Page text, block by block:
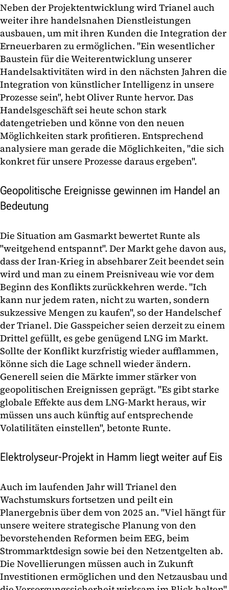
Neben der Projektentwicklung wird Trianel auch
weiter ihre handelsnahen Dienstleistungen
ausbauen, um mit ihren Kunden die Integration der
Erneuerbaren zu ermöglichen. "Ein wesentlicher
Baustein für die Weiterentwicklung unserer
Handelsaktivitäten wird in den nächsten Jahren die
Integration von künstlicher Intelligenz in unsere
Prozesse sein", hebt Oliver Runte hervor. Das
Handelsgeschäft sei heute schon stark
datengetrieben und könne von den neuen
Möglichkeiten stark profitieren. Entsprechend
analysiere man gerade die Möglichkeiten, "die sich
konkret für unsere Prozesse daraus ergeben".
Geopolitische Ereignisse gewinnen im Handel an
Bedeutung
Die Situation am Gasmarkt bewertet Runte als
"weitgehend entspannt". Der Markt gehe davon aus,
dass der Iran-Krieg in absehbarer Zeit beendet sein
wird und man zu einem Preisniveau wie vor dem
Beginn des Konflikts zurückkehren werde. "Ich
kann nur jedem raten, nicht zu warten, sondern
sukzessive Mengen zu kaufen", so der Handelschef
der Trianel. Die Gasspeicher seien derzeit zu einem
Drittel gefüllt, es gebe genügend LNG im Markt.
Sollte der Konflikt kurzfristig wieder aufflammen,
könne sich die Lage schnell wieder ändern.
Generell seien die Märkte immer stärker von
geopolitischen Ereignissen geprägt. "Es gibt starke
globale Effekte aus dem LNG-Markt heraus, wir
müssen uns auch künftig auf entsprechende
Volatilitäten einstellen", betonte Runte.
Elektrolyseur-Projekt in Hamm liegt weiter auf Eis
Auch im laufenden Jahr will Trianel den
Wachstumskurs fortsetzen und peilt ein
Planergebnis über dem von 2025 an. "Viel hängt für
unsere weitere strategische Planung von den
bevorstehenden Reformen beim EEG, beim
Strommarktdesign sowie bei den Netzentgelten ab.
Die Novellierungen müssen auch in Zukunft
Investitionen ermöglichen und den Netzausbau und